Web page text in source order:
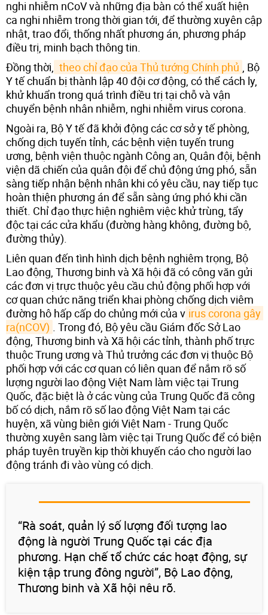
nghi nhiễm nCoV và những địa bàn có thể xuất hiện
ca nghi nhiễm trong thời gian tới, để thường xuyên cập
nhật, trao đổi, thống nhất phương án, phương pháp
điều trị, minh bạch thông tin.
Đồng thời, theo chỉ đạo của Thủ tướng Chính phủ , Bộ
Y tế chuẩn bị thành lập 40 đội cơ động, có thể cách ly,
khử khuẩn trong quá trình điều trị tại chỗ và vận
chuyển bệnh nhân nhiễm, nghi nhiễm virus corona.
Ngoài ra, Bộ Y tế đã khởi động các cơ sở y tế phòng,
chống dịch tuyến tỉnh, các bệnh viện tuyến trung
ương, bệnh viện thuộc ngành Công an, Quân đội, bệnh
viện dã chiến của quân đội để chủ động ứng phó, sẵn
sàng tiếp nhận bệnh nhân khi có yêu cầu, nay tiếp tục
hoàn thiện phương án để sẵn sàng ứng phó khi cần
thiết. Chỉ đạo thực hiện nghiêm việc khử trùng, tẩy
độc tại các cửa khẩu (đường hàng không, đường bộ,
đường thủy).
Liên quan đến tình hình dịch bệnh nghiêm trọng, Bộ
Lao động, Thương binh và Xã hội đã có công văn gửi
các đơn vị trực thuộc yêu cầu chủ động phối hợp với
cơ quan chức năng triển khai phòng chống dịch viêm
đường hô hấp cấp do chủng mới của v irus corona gây
ra(nCOV) . Trong đó, Bộ yêu cầu Giám đốc Sở Lao
động, Thương binh và Xã hội các tỉnh, thành phố trực
thuộc Trung ương và Thủ trưởng các đơn vị thuộc Bộ
phối hợp với các cơ quan có liên quan để nắm rõ số
lượng người lao động Việt Nam làm việc tại Trung
Quốc, đặc biệt là ở các vùng của Trung Quốc đã công
bố có dịch, nắm rõ số lao động Việt Nam tại các
huyện, xã vùng biên giới Việt Nam - Trung Quốc
thường xuyên sang làm việc tại Trung Quốc để có biện
pháp tuyên truyền kịp thời khuyến cáo cho người lao
động tránh đi vào vùng có dịch.
“Rà soát, quản lý số lượng đối tượng lao
động là người Trung Quốc tại các địa
phương. Hạn chế tổ chức các hoạt động, sự
kiện tập trung đông người”, Bộ Lao động,
Thương binh và Xã hội nêu rõ.